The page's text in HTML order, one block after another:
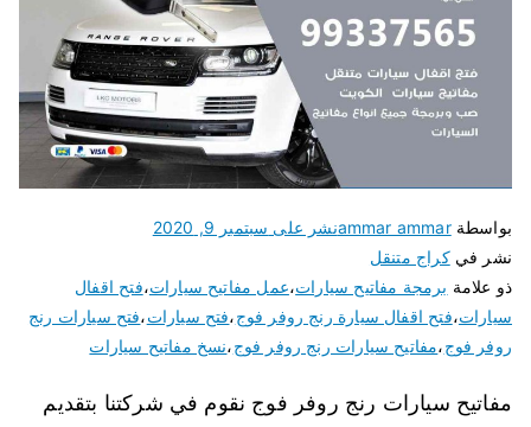
بواسطةammar ammarنشر على سبتمبر 9, 2020
نشر فيكراج متنقل
ذو علامة برمجة مفاتيح سيارات،عمل مفاتيح سيارات،فتح اقفال
سيارات،فتح اقفال سيارة رنج روفر فوج،فتح سيارات،فتح سيارات رنج
روفر فوج،مفاتيح سيارات رنج روفر فوج،نسخ مفاتيح سيارات
مفاتيح سيارات رنج روفر فوج نقوم في شركتنا بتقديم